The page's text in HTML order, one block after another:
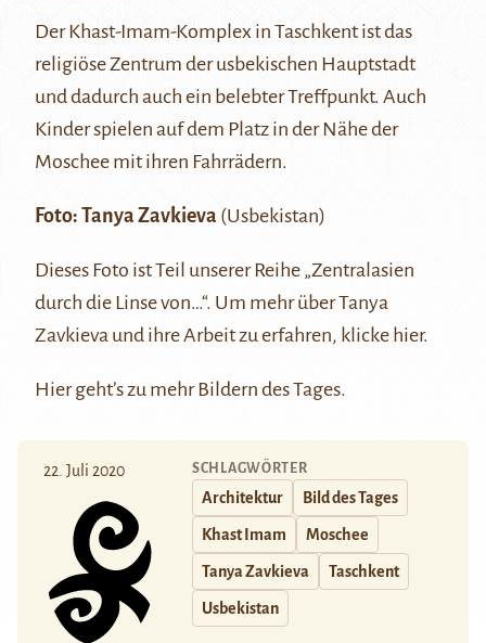
Der Khast-Imam-Komplex in Taschkent ist das
religiöse Zentrum der usbekischen Hauptstadt
und dadurch auch ein belebter Treffpunkt. Auch
Kinder spielen auf dem Platz in der Nähe der
Moschee mit ihren Fahrrädern.
Foto: Tanya Zavkieva (Usbekistan)
Dieses Foto ist Teil unserer Reihe „Zentralasien
durch die Linse von…“. Um mehr über Tanya
Zavkieva und ihre Arbeit zu erfahren, klicke hier.
Hiergeht’s zu mehr Bildern des Tages.
22. Juli 2020 SCHLAGWÖRTER
Architektur Bild des Tages
Khast Imam Moschee
Tanya Zavkieva Taschkent
Usbekistan